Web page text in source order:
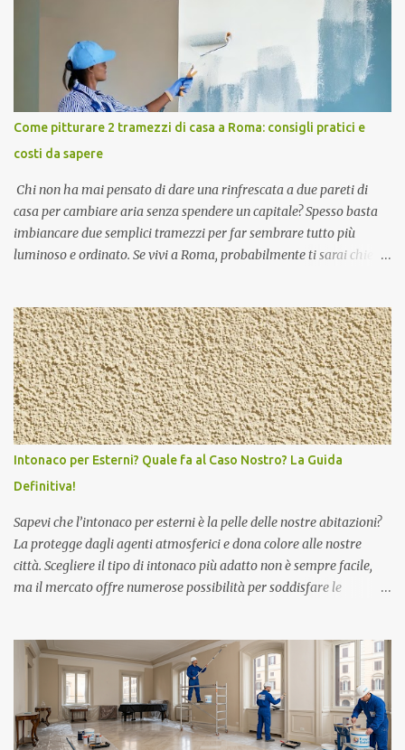
formazione di micro crepe e sfogliature . Un semplice colpo di
pennello non basta per risolvere questi problemi accumulati negli
anni. È necessario un intervento di ripristino tecnico profondo per
sanificare le superfici e restituire luminosità agli ambienti. Se
cerchi un Imbianchino Roma esperto in interventi sulla via
Tiburtina e zone limitrofe, puoi contattarci al numero 0692927977
, attivo anche per messaggi WhatsApp. Perché i soffitti di bagno e
cucina si rovinano più velocemente Il bagno e la cucina sono i
"polmoni" umidi dell...
Come pitturare 2 tramezzi di casa a Roma: consigli pratici e
costi da sapere
Chi non ha mai pensato di dare una rinfrescata a due pareti di
casa per cambiare aria senza spendere un capitale? Spesso basta
imbiancare due semplici tramezzi per far sembrare tutto più
luminoso e ordinato. Se vivi a Roma, probabilmente ti sarai chiesto
l’anima di Imbianchino Roma : in questo articolo voglio spiegarti
passo passo come funziona pitturare due tramezzi di casa, cosa
serve, quali costi aspettarsi e qualche trucco del mestiere che uso
anch’io ogni giorno. Perché pitturare due tramezzi può fare la
differenza Quando i clienti mi chiamano per imbiancare casa,
spesso partono da un intervento piccolo: due pareti, un divisorio,
un corridoio. Sai perché? Perché si vede subito la differenza. I
tramezzi, a Roma, sono spesso divisori interni tra stanze o corridoi.
Essendo pareti di passaggio, si sporcano facilmente: mani, borse,
mobili che ci sbattono co...
Intonaco per Esterni? Quale fa al Caso Nostro? La Guida
Definitiva!
Sapevi che l’intonaco per esterni è la pelle delle nostre abitazioni?
La protegge dagli agenti atmosferici e dona colore alle nostre
città. Scegliere il tipo di intonaco più adatto non è sempre facile,
ma il mercato offre numerose possibilità per soddisfare le
L’intonaco per esterni non è nient’altro che una particolare malta
composta da diversi materiali inerti, come ad esempio la sabbia,
che rappresentano almeno il 50% del composto. Viene quindi
aggiunto un agente legante che può essere la calce, la calce
idraulica, il gesso oppure altri ottenuti industrialmente. Nel caso